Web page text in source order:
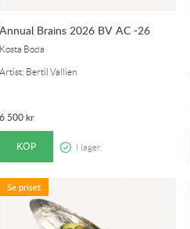
Annual Brains 2026 BV AC -26
Kosta Boda
Artist: Bertil Vallien
6 500kr
KÖP I lager.
Se priset